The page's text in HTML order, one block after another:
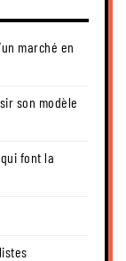
marché en
son modèle
font la